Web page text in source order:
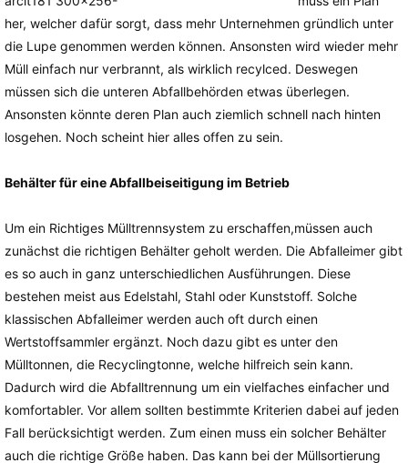
her, welcher dafür sorgt, dass mehr Unternehmen gründlich unter
die Lupe genommen werden können. Ansonsten wird wieder mehr
Müll einfach nur verbrannt, als wirklich recylced. Deswegen
müssen sich die unteren Abfallbehörden etwas überlegen.
Ansonsten könnte deren Plan auch ziemlich schnell nach hinten
losgehen. Noch scheint hier alles offen zu sein.
Behälter für eine Abfallbeiseitigung im Betrieb
Um ein Richtiges Mülltrennsystem zu erschaffen,müssen auch
zunächst die richtigen Behälter geholt werden. Die Abfalleimer gibt
es so auch in ganz unterschiedlichen Ausführungen. Diese
bestehen meist aus Edelstahl, Stahl oder Kunststoff. Solche
klassischen Abfalleimer werden auch oft durch einen
Wertstoffsammler ergänzt. Noch dazu gibt es unter den
Mülltonnen, die Recyclingtonne, welche hilfreich sein kann.
Dadurch wird die Abfalltrennung um ein vielfaches einfacher und
komfortabler. Vor allem sollten bestimmte Kriterien dabei auf jeden
Fall berücksichtigt werden. Zum einen muss ein solcher Behälter
auch die richtige Größe haben. Das kann bei der Müllsortierung